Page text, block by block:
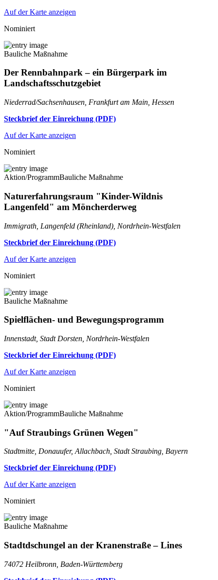
Auf der Karte anzeigen
Nominiert
Bauliche Maßnahme
Der Rennbahnpark – ein Bürgerpark im
Landschaftsschutzgebiet
Niederrad/Sachsenhausen, Frankfurt am Main, Hessen
Steckbrief der Einreichung (PDF)
Auf der Karte anzeigen
Nominiert
Aktion/ProgrammBauliche Maßnahme
Naturerfahrungsraum "Kinder-Wildnis
Langenfeld" am Möncherderweg
Immigrath, Langenfeld (Rheinland), Nordrhein-Westfalen
Steckbrief der Einreichung (PDF)
Auf der Karte anzeigen
Nominiert
Bauliche Maßnahme
Spielflächen- und Bewegungsprogramm
Innenstadt, Stadt Dorsten, Nordrhein-Westfalen
Steckbrief der Einreichung (PDF)
Auf der Karte anzeigen
Nominiert
Aktion/ProgrammBauliche Maßnahme
"Auf Straubings Grünen Wegen"
Stadtmitte, Donauufer, Allachbach, Stadt Straubing, Bayern
Steckbrief der Einreichung (PDF)
Auf der Karte anzeigen
Nominiert
Bauliche Maßnahme
Stadtdschungel an der Kranenstraße – Lines
74072 Heilbronn, Baden-Württemberg